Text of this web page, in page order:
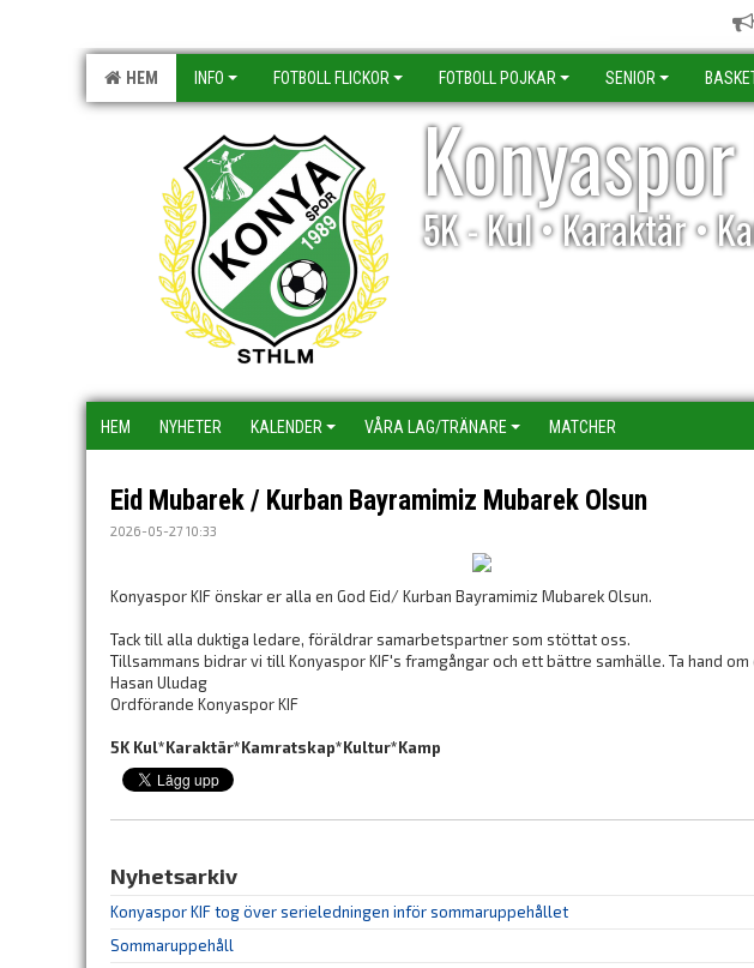
HEM INFO FOTBOLL FLICKOR FOTBOLL POJKAR SENIOR
5K - Kul • Karaktär •
HEM NYHETER KALENDER VÅRA LAG/TRÄNARE MATCHER
Eid Mubarek / Kurban Bayramimiz Mubarek Olsun
2026-05-27 10:33
Konyaspor KIF önskar er alla en God Eid/ Kurban Bayramimiz Mubarek Olsun.
Tack till alla duktiga ledare, föräldrar samarbetspartner som stöttat oss.
Tillsammans bidrar vi till Konyaspor KIF's framgångar och ett bättre samhälle. Ta hand
Hasan Uludag
Ordförande Konyaspor KIF
5K Kul*Karaktär*Kamratskap*Kultur*Kamp
Nyhetsarkiv
Konyaspor KIF tog över serieledningen inför sommaruppehållet
Sommaruppehåll